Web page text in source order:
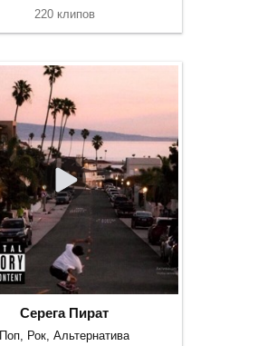
220 клипов
Серега Пират
Поп, Рок, Альтернатива